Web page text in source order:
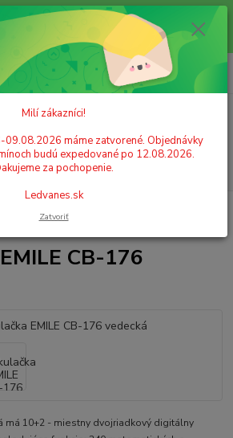
29.07.2026-09.08.2026 máme zatvorené.
termínoch budú expedované po 12.08.2026.
za pochopenie. Ledvanes.sk
hod.
za0,00 EUR
CB-176
má 10+2 - miestny dvojriadkový digitálny
Milí zákazníci!
máme zatvorené. Objednávky
budú expedované po 12.08.2026.
za pochopenie.
Ledvanes.sk
Zatvoriť